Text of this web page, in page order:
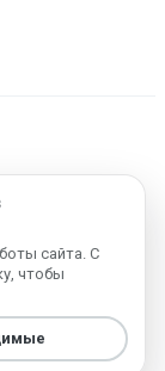
©
сайта. С
чтобы